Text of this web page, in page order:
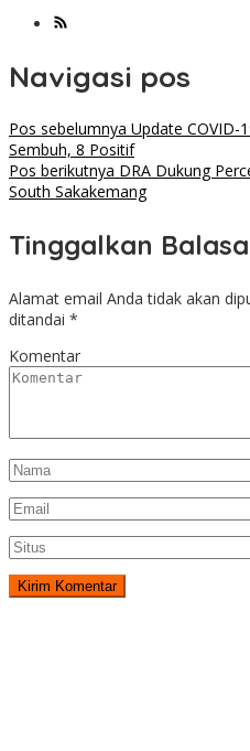
Navigasi pos
Pos sebelumnya Update COVID-
Sembuh, 8 Positif
Pos berikutnya DRA Dukung
South Sakakemang
Tinggalkan
Alamat email Anda tidak akan
ditandai *
Komentar